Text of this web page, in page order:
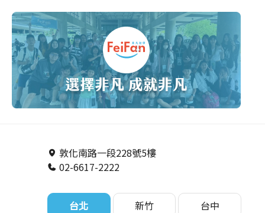
台北 新竹
台中
02-6617-2222
敦化南路一段228號5樓